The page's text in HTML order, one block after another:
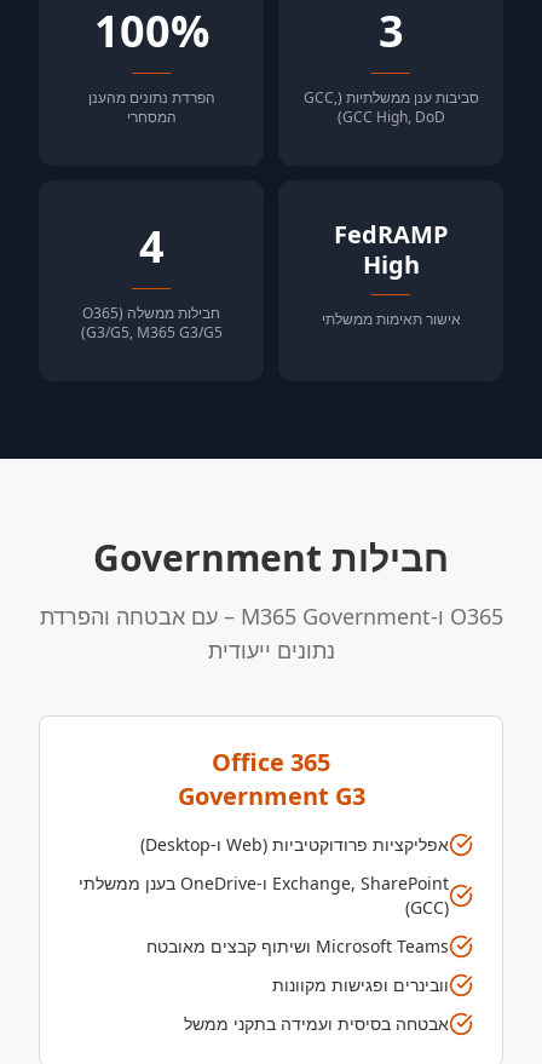
3
סביבות ענן ממשלתיות (GCC,
GCC High, DoD)
100%
הפרדת נתונים מהענן
המסחרי
FedRAMP
High
אישור תאימות ממשלתי
4
חבילות ממשלה (O365
G3/G5, M365 G3/G5)
חבילות Government
O365 ו-M365 Government – עם אבטחה והפרדת
נתונים ייעודית
Government G3
אפליקציות פרודוקטיביות (Web ו-Desktop)
Exchange, SharePoint ו-OneDrive בענן ממשלתי
(GCC)
Microsoft Teams ושיתוף קבצים מאובטח
וובינרים ופגישות מקוונות
אבטחה בסיסית ועמידה בתקני ממשל